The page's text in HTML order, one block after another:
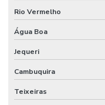
Rio Vermelho
Água Boa
Jequeri
Cambuquira
Teixeiras